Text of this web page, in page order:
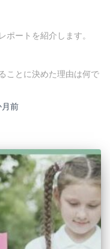
ポートを紹介します。
ことに決めた理由は何で
前